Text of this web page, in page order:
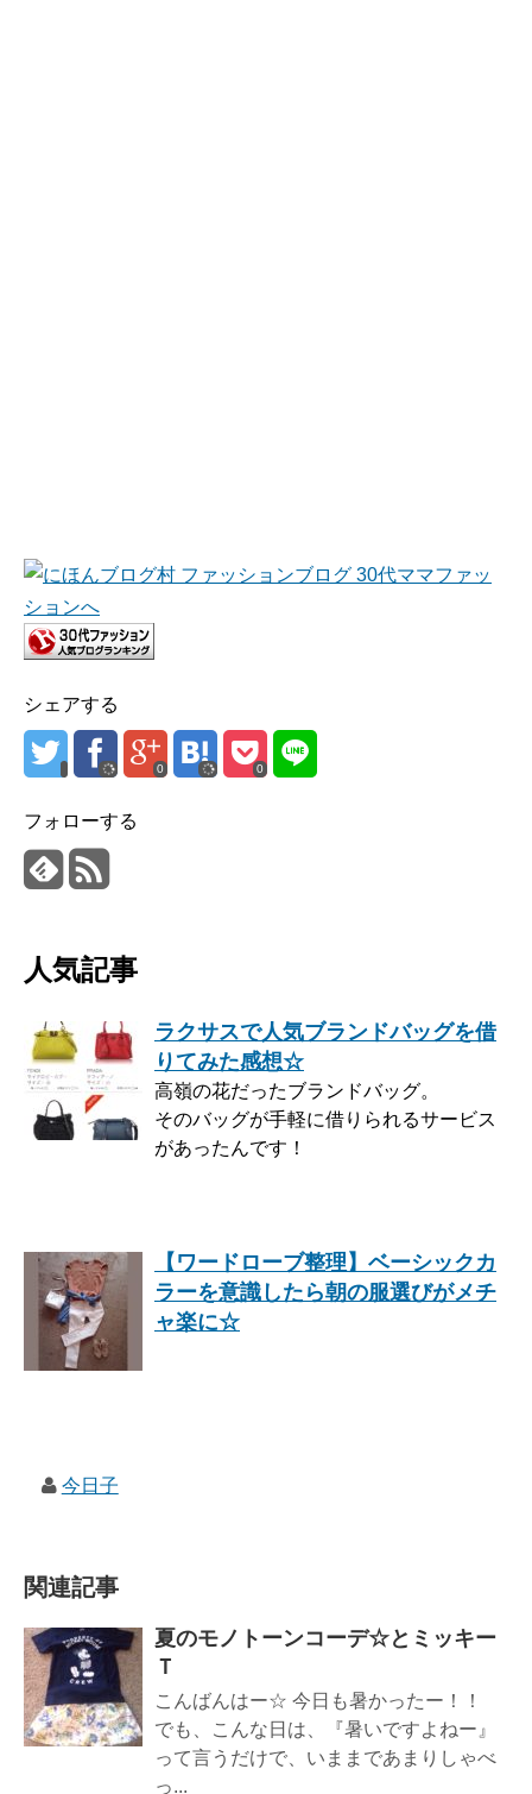
シェアする
0 0
フォローする
人気記事
ラクサスで人気ブランドバッグを借
りてみた感想☆
高嶺の花だったブランドバッグ。
そのバッグが手軽に借りられるサービス
があったんです！
【ワードローブ整理】ベーシックカ
ラーを意識したら朝の服選びがメチ
ャ楽に☆
今日子
関連記事
夏のモノトーンコーデ☆とミッキー
Ｔ
こんばんはー☆ 今日も暑かったー！！
でも、こんな日は、『暑いですよねー』
って言うだけで、いままであまりしゃべ
っ...